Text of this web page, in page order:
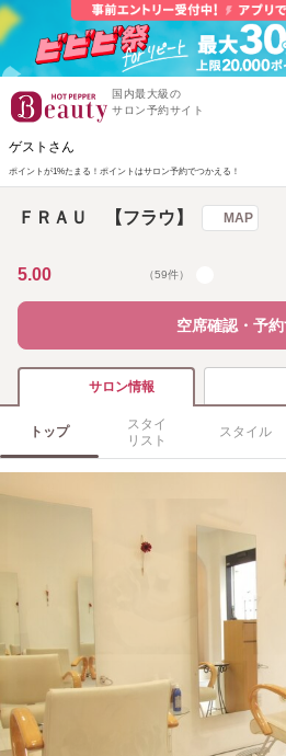
国内最大級の
サロン予約サイト
ゲストさん
ポイントが1%たまる！ ポイントはサロン予約でつかえる！
ＦＲＡＵ 【フラウ】 MAP
5.00 （59件）
空席確認・予
サロン情報
トップ
スタイ
リスト
スタイル